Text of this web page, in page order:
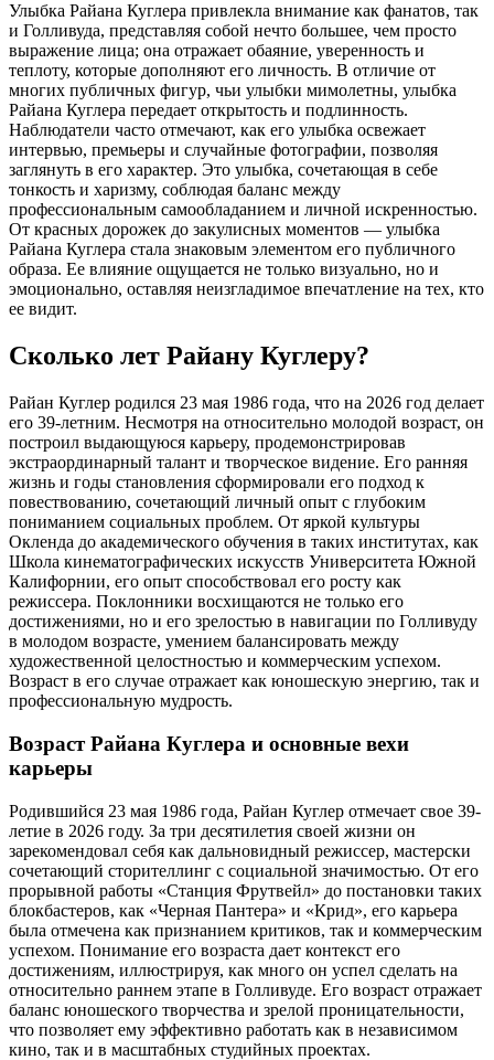
Улыбка Райана Куглера привлекла внимание как фанатов, так
и Голливуда, представляя собой нечто большее, чем просто
выражение лица; она отражает обаяние, уверенность и
теплоту, которые дополняют его личность. В отличие от
многих публичных фигур, чьи улыбки мимолетны, улыбка
Райана Куглера передает открытость и подлинность.
Наблюдатели часто отмечают, как его улыбка освежает
интервью, премьеры и случайные фотографии, позволяя
заглянуть в его характер. Это улыбка, сочетающая в себе
тонкость и харизму, соблюдая баланс между
профессиональным самообладанием и личной искренностью.
От красных дорожек до закулисных моментов — улыбка
Райана Куглера стала знаковым элементом его публичного
образа. Ее влияние ощущается не только визуально, но и
эмоционально, оставляя неизгладимое впечатление на тех, кто
ее видит.
Сколько лет Райану Куглеру?
Райан Куглер родился 23 мая 1986 года, что на 2026 год делает
его 39-летним. Несмотря на относительно молодой возраст, он
построил выдающуюся карьеру, продемонстрировав
экстраординарный талант и творческое видение. Его ранняя
жизнь и годы становления сформировали его подход к
повествованию, сочетающий личный опыт с глубоким
пониманием социальных проблем. От яркой культуры
Окленда до академического обучения в таких институтах, как
Школа кинематографических искусств Университета Южной
Калифорнии, его опыт способствовал его росту как
режиссера. Поклонники восхищаются не только его
достижениями, но и его зрелостью в навигации по Голливуду
в молодом возрасте, умением балансировать между
художественной целостностью и коммерческим успехом.
Возраст в его случае отражает как юношескую энергию, так и
профессиональную мудрость.
Возраст Райана Куглера и основные вехи
карьеры
Родившийся 23 мая 1986 года, Райан Куглер отмечает свое 39-
летие в 2026 году. За три десятилетия своей жизни он
зарекомендовал себя как дальновидный режиссер, мастерски
сочетающий сторителлинг с социальной значимостью. От его
прорывной работы «Станция Фрутвейл» до постановки таких
блокбастеров, как «Черная Пантера» и «Крид», его карьера
была отмечена как признанием критиков, так и коммерческим
успехом. Понимание его возраста дает контекст его
достижениям, иллюстрируя, как много он успел сделать на
относительно раннем этапе в Голливуде. Его возраст отражает
баланс юношеского творчества и зрелой проницательности,
что позволяет ему эффективно работать как в независимом
кино, так и в масштабных студийных проектах.